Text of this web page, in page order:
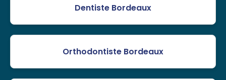
Dentiste Bordeaux
Orthodontiste Bordeaux